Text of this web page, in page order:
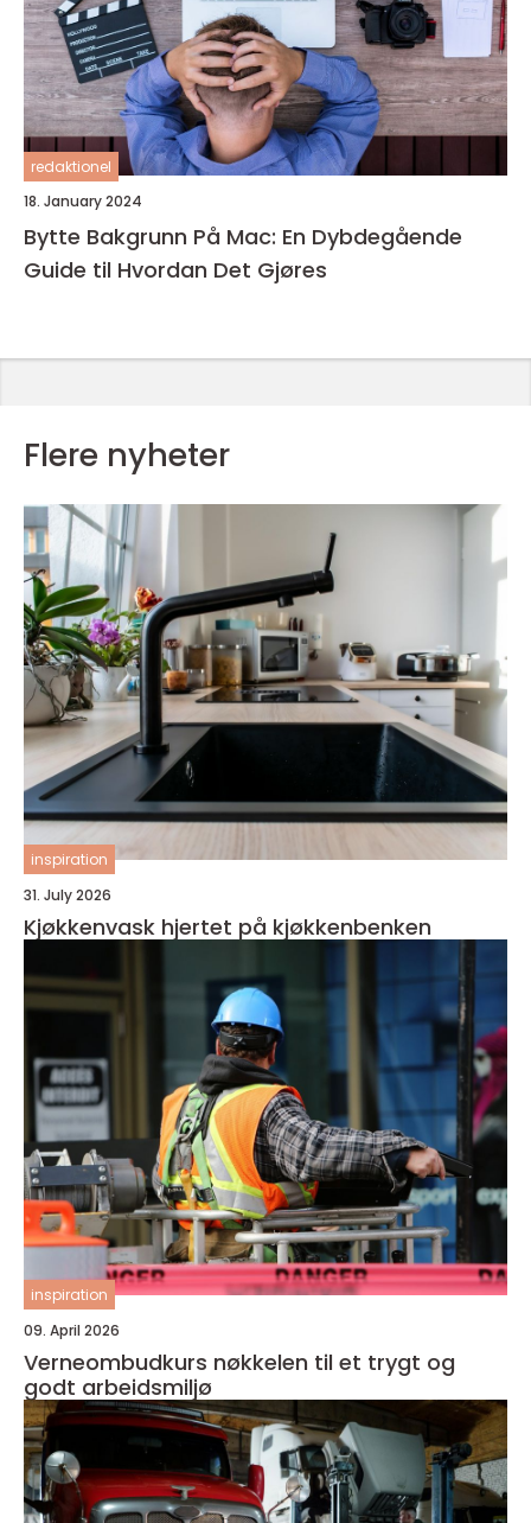
redaktionel
18. January 2024
Bytte Bakgrunn På Mac: En Dybdegående
Guide til Hvordan Det Gjøres
Flere nyheter
inspiration
31. July 2026
Kjøkkenvask hjertet på kjøkkenbenken
inspiration
09. April 2026
Verneombudkurs nøkkelen til et trygt og
godt arbeidsmiljø